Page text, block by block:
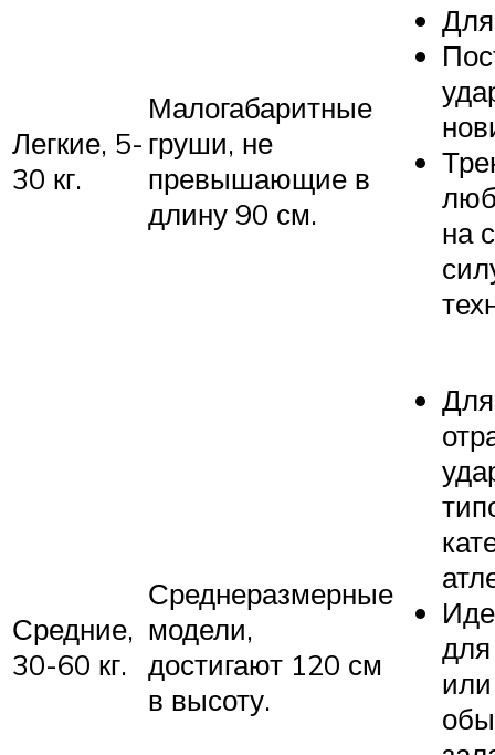
Легкие, 5-
30 кг.
Малогабаритные
груши, не
превышающие в
длину 90 см.
на
Средние,
30-60 кг.
Среднеразмерные
модели,
достигают 120 см
в высоту.
Для
или